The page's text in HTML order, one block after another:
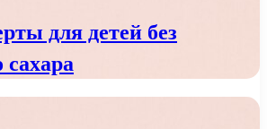
для детей без
сахара